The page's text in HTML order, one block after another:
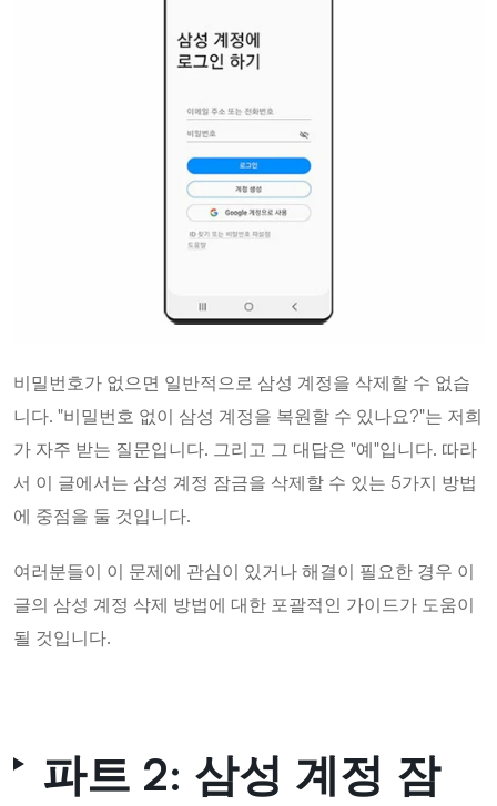
비밀번호가 없으면 일반적으로 삼성 계정을 삭제할 수 없습
니다. "비밀번호 없이 삼성 계정을 복원할 수 있나요?"는 저희
가 자주 받는 질문입니다. 그리고 그 대답은 "예"입니다. 따라
서 이 글에서는 삼성 계정 잠금을 삭제할 수 있는 5가지 방법
에 중점을 둘 것입니다.
여러분들이 이 문제에 관심이 있거나 해결이 필요한 경우 이
글의 삼성 계정 삭제 방법에 대한 포괄적인 가이드가 도움이
될 것입니다.
파트 2: 삼성 계정 잠